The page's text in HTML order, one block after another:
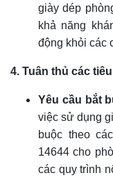
giày dép
khả năng
động khỏi các
4. Tuân thủ các
Yêu cầu bắt
việc sử dụng
buộc theo
14644 cho
các quy trình